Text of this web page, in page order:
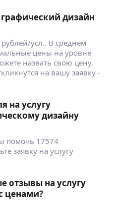
дизайн
усл.. В среднем
цены на уровне
назвать свою цену,
на вашу заявку -
на услугу
дизайну
помочь 17574
заявку на услугу
отзывы на услугу
ценами?